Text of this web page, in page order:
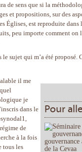
de sens que si la
et propositions, sur des
Églises, est reproduite dans
peu importe comment on
le sujet qui m’a été proposé.
Pour
il me
je
dans le
de
à la fois
tous les